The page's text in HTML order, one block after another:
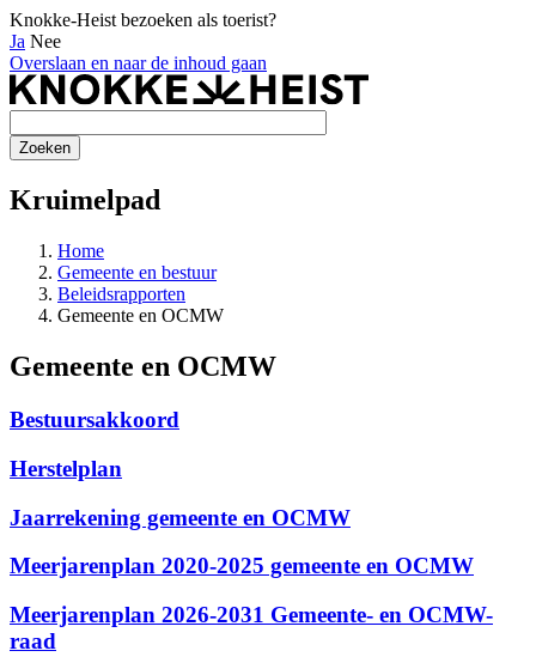
Knokke-Heist bezoeken als toerist?
Ja Nee
Overslaan en naar de inhoud gaan
Kruimelpad
Home
Gemeente en bestuur
Beleidsrapporten
Gemeente en OCMW
Gemeente en OCMW
Bestuursakkoord
Herstelplan
Jaarrekening gemeente en OCMW
Meerjarenplan 2020-2025 gemeente en OCMW
Meerjarenplan 2026-2031 Gemeente- en OCMW-
raad